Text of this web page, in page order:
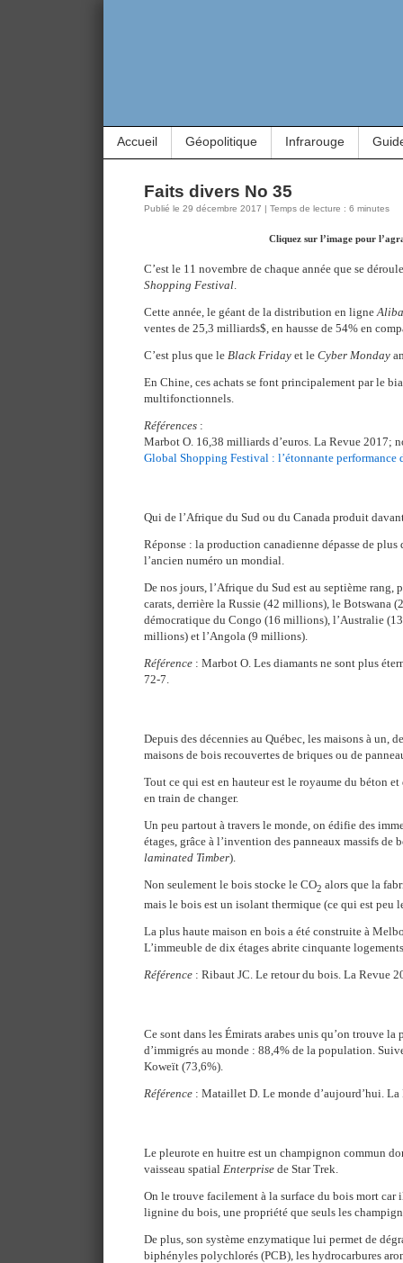
Accueil Géopolitique Infrarouge
Faits divers No 35
Publié le 29 décembre 2017 | Temps de lecture : 6 minutes
Cliquez sur l’image pour
C’est le 11 novembre de chaque année que se
Shopping Festival.
Cette année, le géant de la distribution en ligne
ventes de 25,3 milliards$, en hausse de 54% en
C’est plus que le Black Friday et le Cyber Monday
En Chine, ces achats se font principalement par le
multifonctionnels.
Références :
Marbot O. 16,38 milliards d’euros. La Revue 2017;
Global Shopping Festival : l’étonnante performance
Qui de l’Afrique du Sud ou du Canada produit
Réponse : la production canadienne dépasse de
l’ancien numéro un mondial.
De nos jours, l’Afrique du Sud est au septième
carats, derrière la Russie (42 millions), le Botswana
démocratique du Congo (16 millions), l’Australie
millions) et l’Angola (9 millions).
Référence : Marbot O. Les diamants ne sont plus
72-7.
Depuis des décennies au Québec, les maisons à un,
maisons de bois recouvertes de briques ou de
Tout ce qui est en hauteur est le royaume du béton
en train de changer.
Un peu partout à travers le monde, on édifie des
étages, grâce à l’invention des panneaux massifs de
laminated Timber).
Non seulement le bois stocke le CO2 alors que la
mais le bois est un isolant thermique (ce qui est peu
La plus haute maison en bois a été construite à
L’immeuble de dix étages abrite cinquante
Référence : Ribaut JC. Le retour du bois. La Revue
Ce sont dans les Émirats arabes unis qu’on trouve
d’immigrés au monde : 88,4% de la population.
Koweït (73,6%).
Référence : Mataillet D. Le monde d’aujourd’hui.
Le pleurote en huitre est un champignon commun
vaisseau spatial Enterprise de Star Trek.
On le trouve facilement à la surface du bois mort car
lignine du bois, une propriété que seuls les
De plus, son système enzymatique lui permet de
biphényles polychlorés (PCB), les hydrocarbures